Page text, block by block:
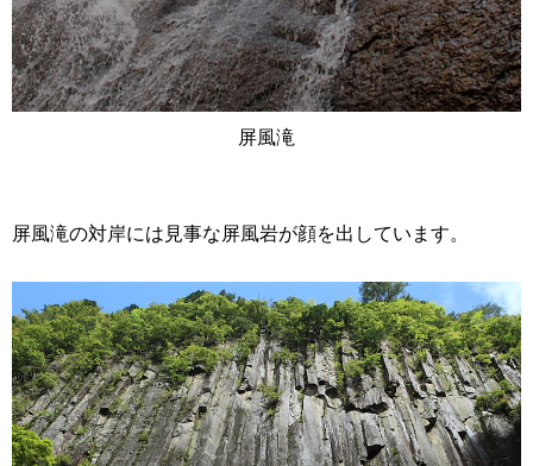
屏風滝
屏風滝の対岸には見事な屏風岩が顔を出しています。